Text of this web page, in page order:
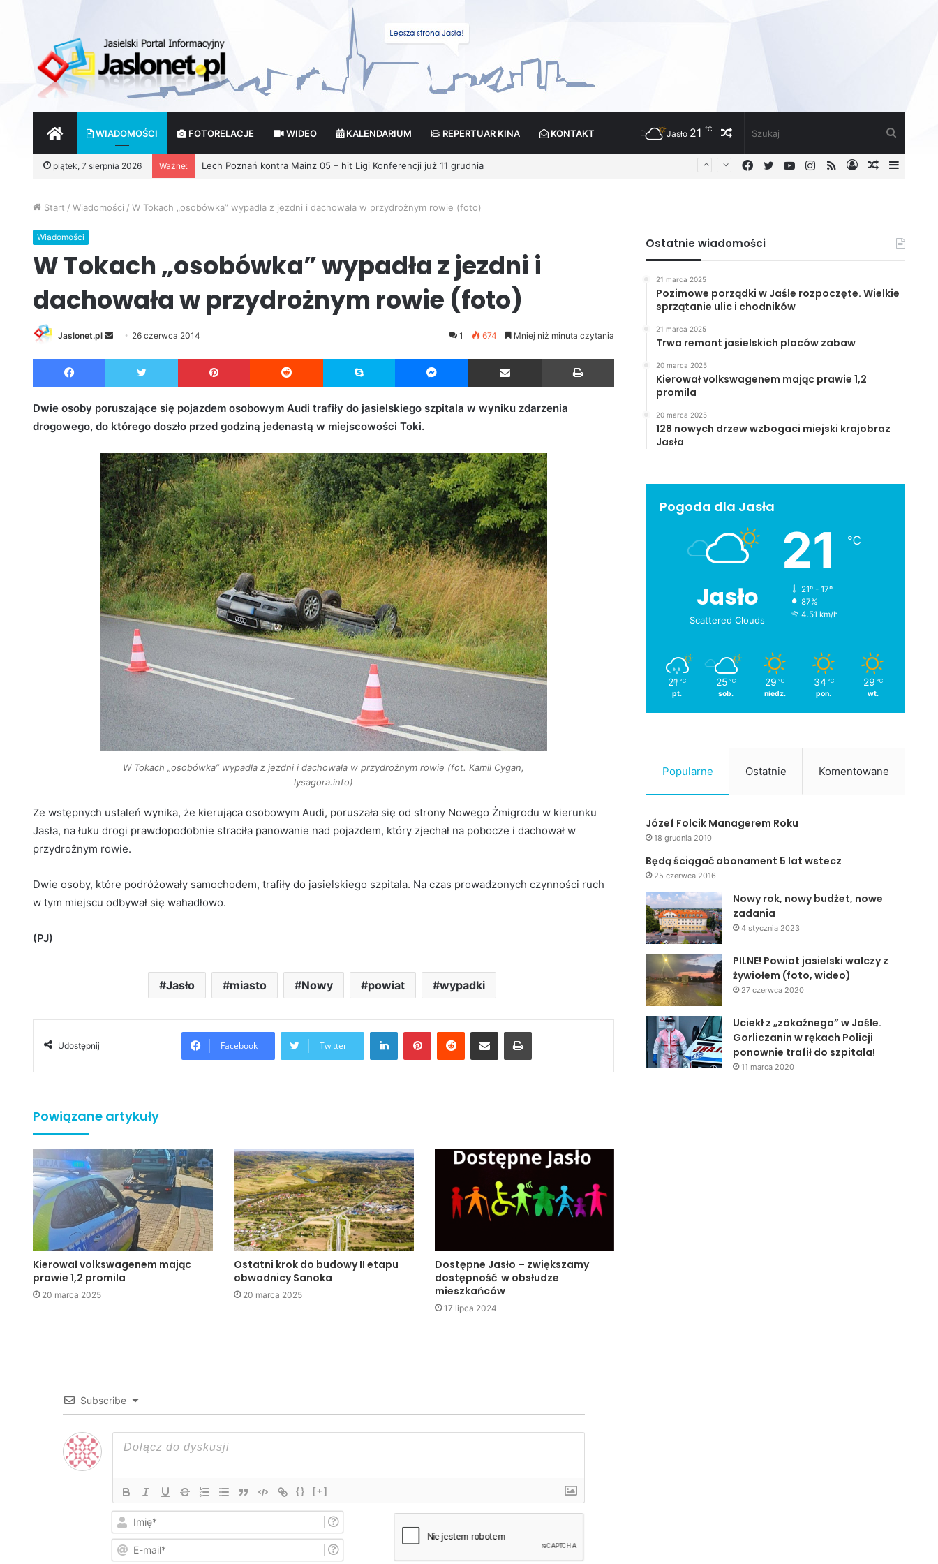
START WIADOMOŚCI FOTORELACJE WIDEO KALENDARIUM REPERTUAR KINA KONTAKT Losowy
artykuł
Jasło 21 ℃
piątek, 7 sierpnia 2026 Ważne:
Losowy
Zaloguj
RSS
Instagram
YouTube
Twitter
Facebook
Start / Wiadomości / W Tokach „osobówka” wypadła z jezdni i dachowała w przydrożnym rowie (foto)
Wiadomości
W Tokach „osobówka” wypadła z jezdni i
dachowała w przydrożnym rowie (foto)
Jaslonet.pl
d
m
a
i
l
26 czerwca 2014 1 674 Mniej niż minuta czytania
Facebook Twitter Pinterest Reddit Skype Messenger Udostępnij przez Email
Dwie osoby poruszające się pojazdem osobowym Audi trafiły do jasielskiego szpitala w wyniku zdarzenia
drogowego, do którego doszło przed godziną jedenastą w miejscowości Toki.
W Tokach „osobówka” wypadła z jezdni i dachowała w przydrożnym rowie (fot. Kamil Cygan,
lysagora.info)
Ze wstępnych ustaleń wynika, że kierująca osobowym Audi, poruszała się od strony Nowego Żmigrodu w kierunku
Jasła, na łuku drogi prawdopodobnie straciła panowanie nad pojazdem, który zjechał na pobocze i dachował w
przydrożnym rowie.
Dwie osoby, które podróżowały samochodem, trafiły do jasielskiego szpitala. Na czas prowadzonych czynności ruch
w tym miejscu odbywał się wahadłowo.
(PJ)
Jasło miasto Nowy powiat wypadki
Udostępnij Facebook Twitter
LinkedIn
Powiązane artykuły
Kierował volkswagenem mając
prawie 1,2 promila
20 marca 2025
Ostatni krok do budowy II etapu
obwodnicy Sanoka
20 marca 2025
Dostępne Jasło – zwiększamy
dostępność w obsłudze
mieszkańców
17 lipca 2024
Subscribe
{} [+]
i
*
Ostatnie wiadomości
21 marca 2025
Pozimowe porządki w Jaśle rozpoczęte. Wielkie
sprzątanie ulic i chodników
21 marca 2025
Trwa remont jasielskich placów zabaw
20 marca 2025
Kierował volkswagenem mając prawie 1,2
promila
20 marca 2025
128 nowych drzew wzbogaci miejski krajobraz
Jasła
Pogoda dla Jasła
Jasło
Scattered Clouds
21 ℃
21º - 17º
87%
4.51 km/h
21 ℃
pt.
25 ℃
sob.
29 ℃
niedz.
34 ℃
pon.
29 ℃
wt.
Popularne Ostatnie Komentowane
Józef Folcik Managerem Roku
18 grudnia 2010
Będą ściągać abonament 5 lat wstecz
25 czerwca 2016
Nowy rok, nowy budżet, nowe
zadania
4 stycznia 2023
PILNE! Powiat jasielski walczy z
żywiołem (foto, wideo)
27 czerwca 2020
Uciekł z „zakaźnego” w Jaśle.
Gorliczanin w rękach Policji
ponownie trafił do szpitala!
11 marca 2020